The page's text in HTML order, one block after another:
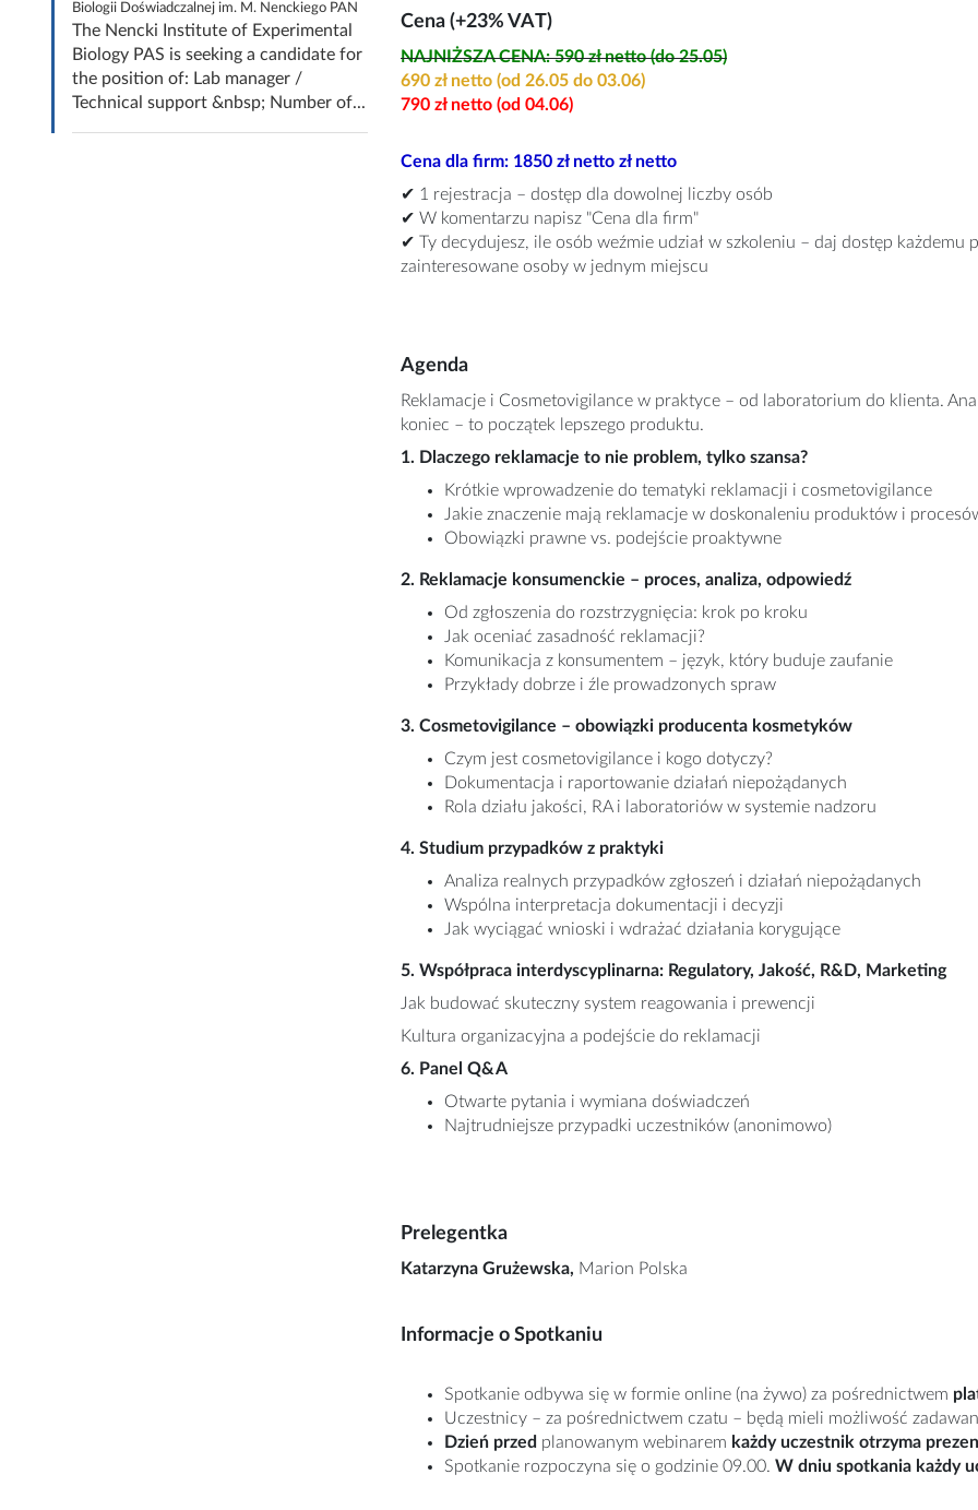
Biologii Doświadczalnej im. M. Nenckiego PAN
The Nencki Institute of Experimental
Biology PAS is seeking a candidate for
the position of: Lab manager /
Technical support &nbsp; Number of...
Cena (+23% VAT)
NAJNIŻSZA CENA: 590 zł netto (do 25.05)
690 zł netto (od 26.05 do 03.06)
790 zł netto (od 04.06)
Cena dla firm: 1850 zł netto zł netto
✔ 1 rejestracja – dostęp dla dowolnej liczby osób
✔ W komentarzu napisz "Cena dla firm"
✔ Ty decydujesz, ile osób weźmie udział w szkoleniu – daj dostęp
zainteresowane osoby w jednym miejscu
Agenda
Reklamacje i Cosmetovigilance w praktyce – od laboratorium do klienta.
koniec – to początek lepszego produktu.
1. Dlaczego reklamacje to nie problem, tylko szansa?
Krótkie wprowadzenie do tematyki reklamacji i cosmetovigilance
Jakie znaczenie mają reklamacje w doskonaleniu produktów i
Obowiązki prawne vs. podejście proaktywne
2. Reklamacje konsumenckie – proces, analiza, odpowiedź
Od zgłoszenia do rozstrzygnięcia: krok po kroku
Jak oceniać zasadność reklamacji?
Komunikacja z konsumentem – język, który buduje zaufanie
Przykłady dobrze i źle prowadzonych spraw
3. Cosmetovigilance – obowiązki producenta kosmetyków
Czym jest cosmetovigilance i kogo dotyczy?
Dokumentacja i raportowanie działań niepożądanych
Rola działu jakości, RA i laboratoriów w systemie nadzoru
4. Studium przypadków z praktyki
Analiza realnych przypadków zgłoszeń i działań niepożądanych
Wspólna interpretacja dokumentacji i decyzji
Jak wyciągać wnioski i wdrażać działania korygujące
5. Współpraca interdyscyplinarna: Regulatory, Jakość, R&D, Marketing
Jak budować skuteczny system reagowania i prewencji
Kultura organizacyjna a podejście do reklamacji
6. Panel Q&A
Otwarte pytania i wymiana doświadczeń
Najtrudniejsze przypadki uczestników (anonimowo)
Prelegentka
Katarzyna Grużewska, Marion Polska
Informacje o Spotkaniu
Spotkanie odbywa się w formie online (na żywo) za pośrednictwem
Uczestnicy – za pośrednictwem czatu – będą mieli możliwość
Dzień przed planowanym webinarem każdy uczestnik otrzyma
Spotkanie rozpoczyna się o godzinie 09.00. W dniu spotkania każdy